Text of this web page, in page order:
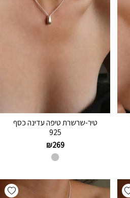
טיר-שרשרת טיפה עדינה כסף
925
₪269
Add wishlist